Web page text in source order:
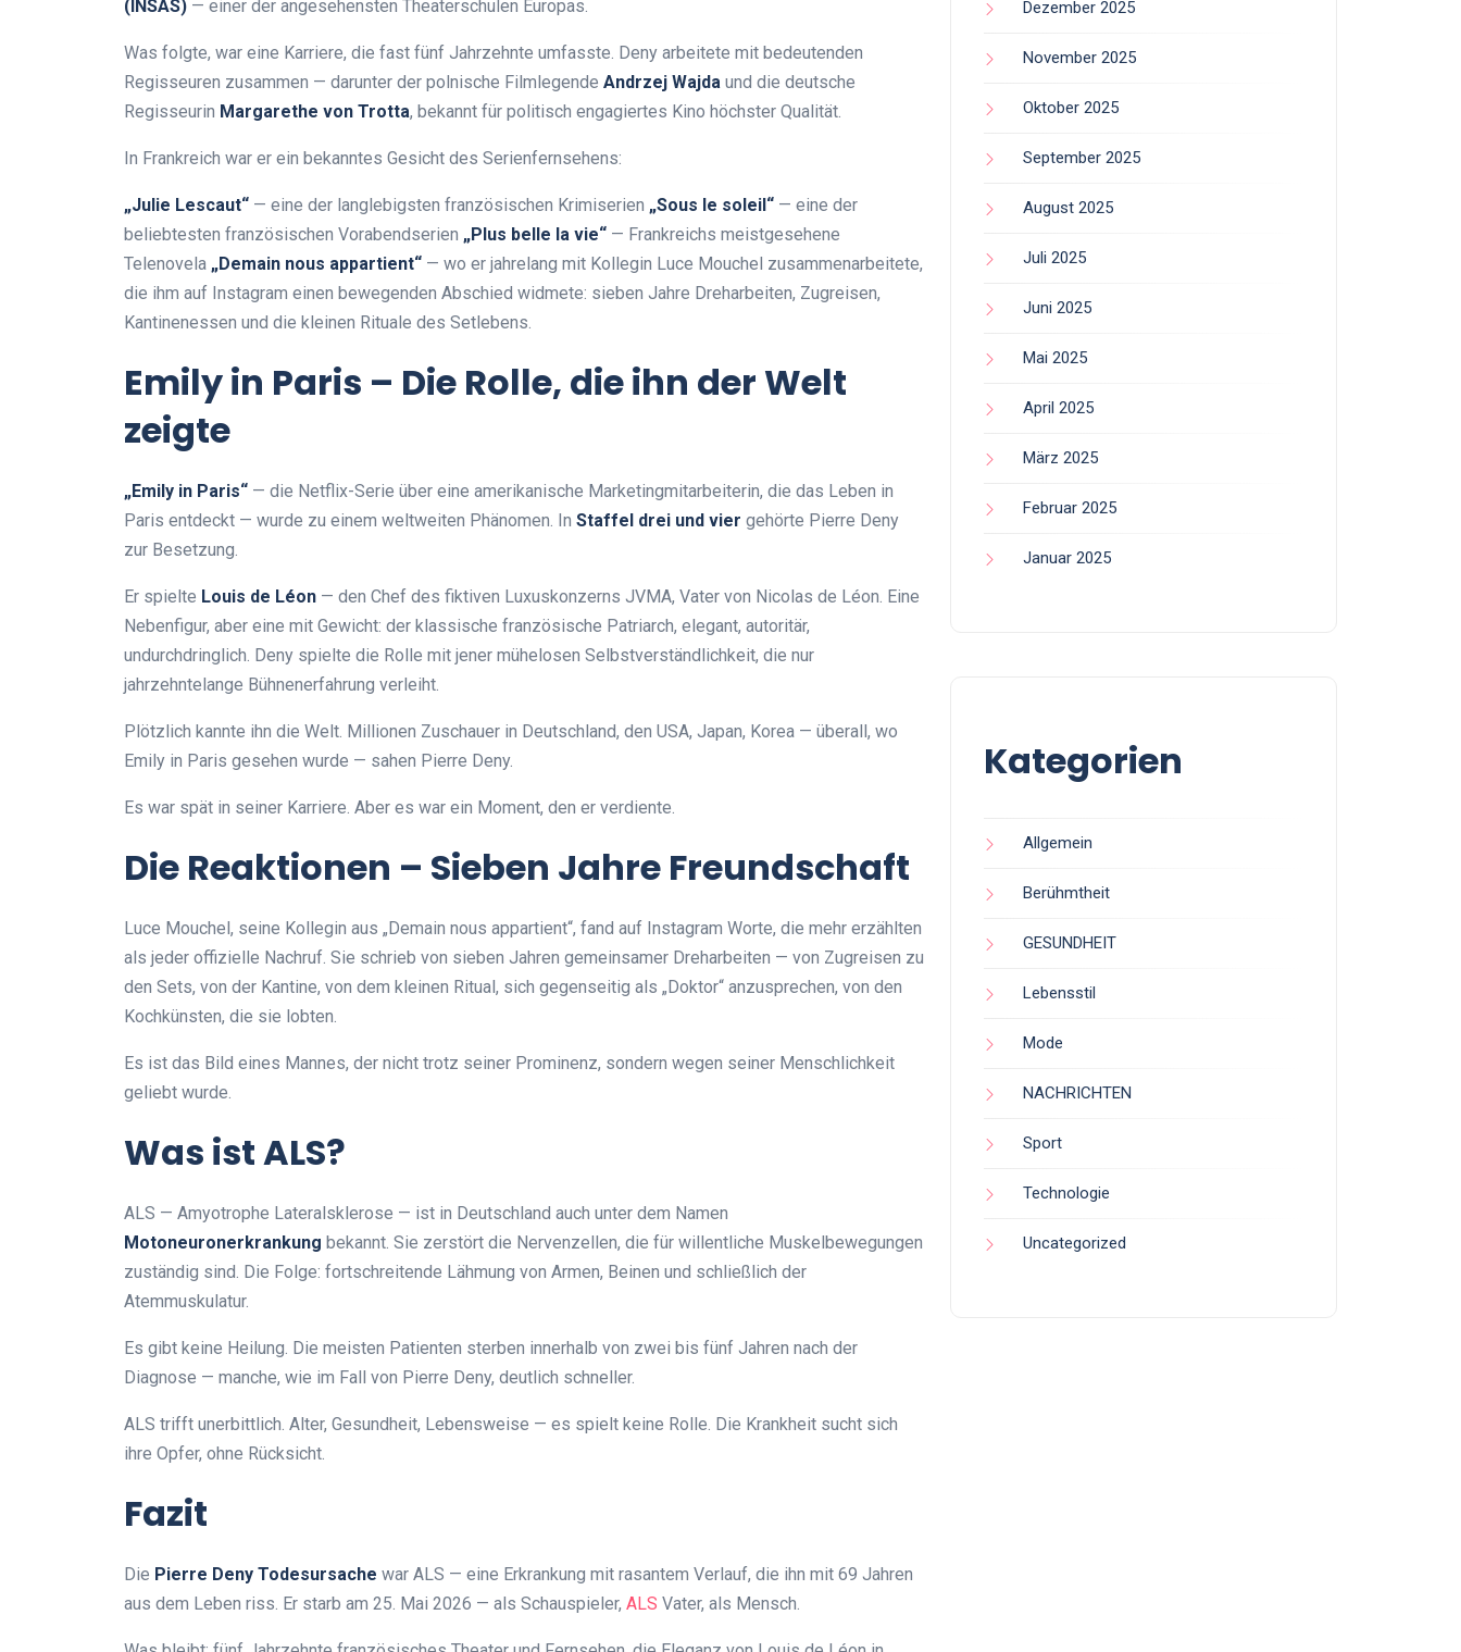
(INSAS) — einer der angesehensten Theaterschulen Europas.
Was folgte, war eine Karriere, die fast fünf Jahrzehnte umfasste. Deny arbeitete mit bedeutenden
Regisseuren zusammen — darunter der polnische Filmlegende Andrzej Wajda und die deutsche
Regisseurin Margarethe von Trotta, bekannt für politisch engagiertes Kino höchster Qualität.
In Frankreich war er ein bekanntes Gesicht des Serienfernsehens:
„Julie Lescaut“ — eine der langlebigsten französischen Krimiserien „Sous le soleil“ — eine der
beliebtesten französischen Vorabendserien „Plus belle la vie“ — Frankreichs meistgesehene
Telenovela „Demain nous appartient“ — wo er jahrelang mit Kollegin Luce Mouchel zusammenarbeitete,
die ihm auf Instagram einen bewegenden Abschied widmete: sieben Jahre Dreharbeiten, Zugreisen,
Kantinenessen und die kleinen Rituale des Setlebens.
Emily in Paris – Die Rolle, die ihn der Welt
zeigte
„Emily in Paris“ — die Netflix-Serie über eine amerikanische Marketingmitarbeiterin, die das Leben in
Paris entdeckt — wurde zu einem weltweiten Phänomen. In Staffel drei und vier gehörte Pierre Deny
zur Besetzung.
Er spielte Louis de Léon — den Chef des fiktiven Luxuskonzerns JVMA, Vater von Nicolas de Léon. Eine
Nebenfigur, aber eine mit Gewicht: der klassische französische Patriarch, elegant, autoritär,
undurchdringlich. Deny spielte die Rolle mit jener mühelosen Selbstverständlichkeit, die nur
jahrzehntelange Bühnenerfahrung verleiht.
Plötzlich kannte ihn die Welt. Millionen Zuschauer in Deutschland, den USA, Japan, Korea — überall, wo
Emily in Paris gesehen wurde — sahen Pierre Deny.
Es war spät in seiner Karriere. Aber es war ein Moment, den er verdiente.
Die Reaktionen – Sieben Jahre Freundschaft
Luce Mouchel, seine Kollegin aus „Demain nous appartient“, fand auf Instagram Worte, die mehr erzählten
als jeder offizielle Nachruf. Sie schrieb von sieben Jahren gemeinsamer Dreharbeiten — von Zugreisen zu
den Sets, von der Kantine, von dem kleinen Ritual, sich gegenseitig als „Doktor“ anzusprechen, von den
Kochkünsten, die sie lobten.
Es ist das Bild eines Mannes, der nicht trotz seiner Prominenz, sondern wegen seiner Menschlichkeit
geliebt wurde.
Was ist ALS?
ALS — Amyotrophe Lateralsklerose — ist in Deutschland auch unter dem Namen
Motoneuronerkrankung bekannt. Sie zerstört die Nervenzellen, die für willentliche Muskelbewegungen
zuständig sind. Die Folge: fortschreitende Lähmung von Armen, Beinen und schließlich der
Atemmuskulatur.
Es gibt keine Heilung. Die meisten Patienten sterben innerhalb von zwei bis fünf Jahren nach der
Diagnose — manche, wie im Fall von Pierre Deny, deutlich schneller.
ALS trifft unerbittlich. Alter, Gesundheit, Lebensweise — es spielt keine Rolle. Die Krankheit sucht sich
ihre Opfer, ohne Rücksicht.
Fazit
Die Pierre Deny Todesursache war ALS — eine Erkrankung mit rasantem Verlauf, die ihn mit 69 Jahren
aus dem Leben riss. Er starb am 25. Mai 2026 — als Schauspieler, ALS Vater, als Mensch.
Dezember 2025
November 2025
Oktober 2025
September 2025
August 2025
Juli 2025
Juni 2025
Mai 2025
April 2025
März 2025
Februar 2025
Januar 2025
Kategorien
Allgemein
Berühmtheit
GESUNDHEIT
Lebensstil
Mode
NACHRICHTEN
Sport
Technologie
Uncategorized